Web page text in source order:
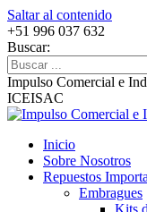
Saltar al contenido
+51 996 037 632
Buscar:
Impulso Comercial e
ICEISAC
Inicio
Sobre Nosotros
Repuestos
Embragues
Kits